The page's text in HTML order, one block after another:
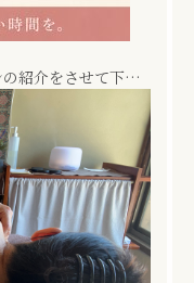
明日から8月スタート！改めてサロンの紹介をさせて下さい！